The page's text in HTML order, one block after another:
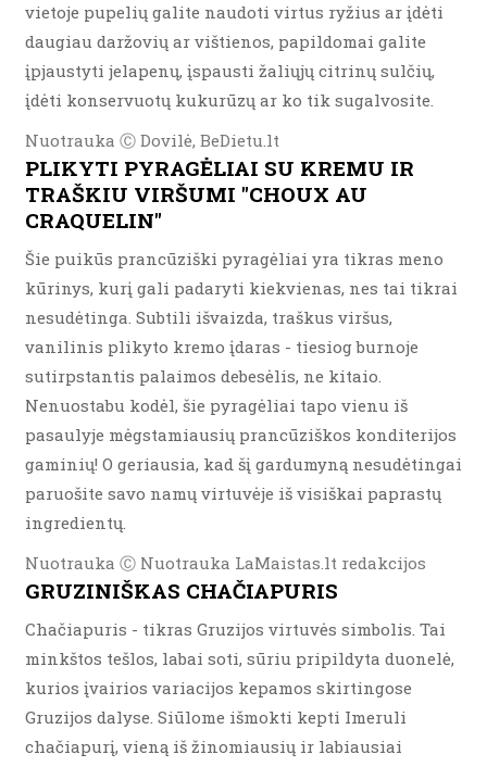
vietoje pupelių galite naudoti virtus ryžius ar įdėti
daugiau daržovių ar vištienos, papildomai galite
įpjaustyti jelapenų, įspausti žaliųjų citrinų sulčių,
įdėti konservuotų kukurūzų ar ko tik sugalvosite.
Nuotrauka Ⓒ Dovilė, BeDietu.lt
PLIKYTI PYRAGĖLIAI SU KREMU IR
TRAŠKIU VIRŠUMI "CHOUX AU
CRAQUELIN"
Šie puikūs prancūziški pyragėliai yra tikras meno
kūrinys, kurį gali padaryti kiekvienas, nes tai tikrai
nesudėtinga. Subtili išvaizda, traškus viršus,
vanilinis plikyto kremo įdaras - tiesiog burnoje
sutirpstantis palaimos debesėlis, ne kitaio.
Nenuostabu kodėl, šie pyragėliai tapo vienu iš
pasaulyje mėgstamiausių prancūziškos konditerijos
gaminių! O geriausia, kad šį gardumyną nesudėtingai
paruošite savo namų virtuvėje iš visiškai paprastų
ingredientų.
Nuotrauka Ⓒ Nuotrauka LaMaistas.lt redakcijos
GRUZINIŠKAS CHAČIAPURIS
Chačiapuris - tikras Gruzijos virtuvės simbolis. Tai
minkštos tešlos, labai soti, sūriu pripildyta duonelė,
kurios įvairios variacijos kepamos skirtingose
Gruzijos dalyse. Siūlome išmokti kepti Imeruli
chačiapurį, vieną iš žinomiausių ir labiausiai